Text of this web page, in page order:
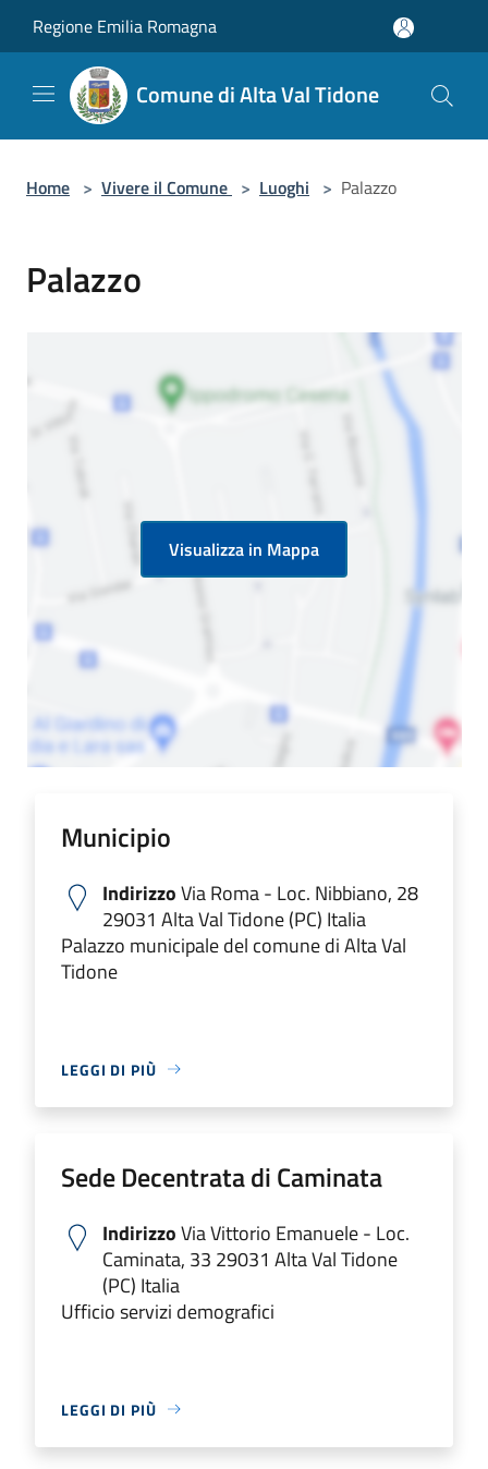
Regione Emilia Romagna
Comune di Alta Val Tidone
Home > Vivere il Comune > Luoghi > Palazzo
Palazzo
Visualizza in Mappa
Municipio
IndirizzoVia Roma - Loc. Nibbiano, 28
29031 Alta Val Tidone (PC) Italia
Palazzo municipale del comune di Alta Val
Tidone
LEGGI DI PIÙ
Sede Decentrata di Caminata
IndirizzoVia Vittorio Emanuele - Loc.
Caminata, 33 29031 Alta Val Tidone
(PC) Italia
Ufficio servizi demografici
LEGGI DI PIÙ